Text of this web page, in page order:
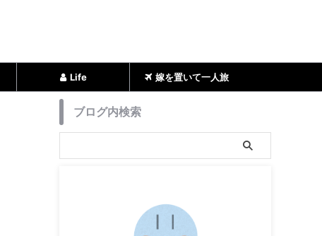
Life 嫁を置いて一人旅
ブログ内検索